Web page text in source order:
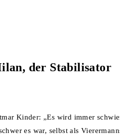
der Stabilisator
Kinder: „Es wird immer
es war, selbst als